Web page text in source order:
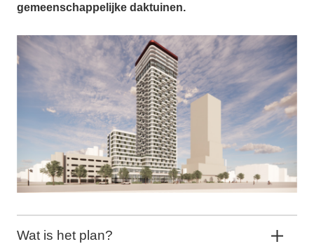
gemeenschappelijke daktuinen.
Wat is het plan?